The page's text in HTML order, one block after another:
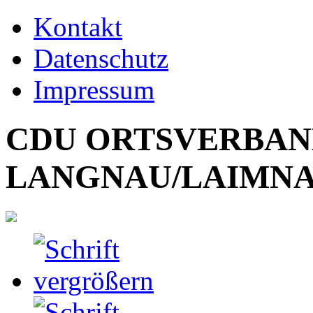
Kontakt
Datenschutz
Impressum
CDU
LANGNAU/